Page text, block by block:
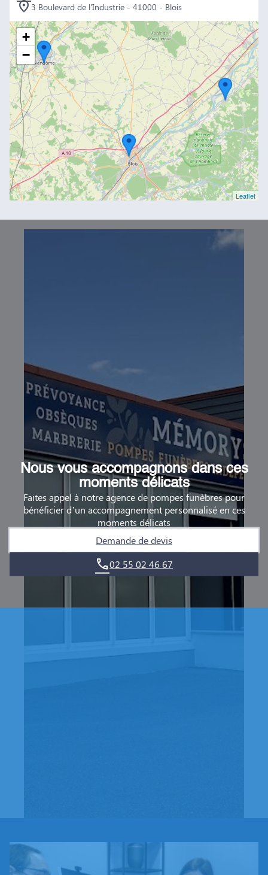
3 Boulevard de l'Industrie - 41000 - Blois
+
−
Leaflet
Nous vous accompagnons dans ces
moments délicats
Faites appel à notre agence de pompes funèbres pour
bénéficier d’un accompagnement personnalisé en ces
moments délicats
Demande de devis
02 55 02 46 67